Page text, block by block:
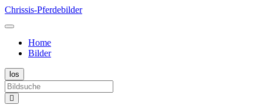
Chrissis-Pferdebilder
Home
Bilder